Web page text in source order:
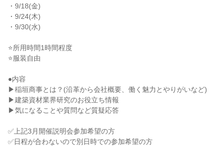
・9/18(金)
・9/24(木)
・9/30(水)
⭐所用時間1時間程度
⭐服装自由
●内容
▶稲垣商事とは？(沿革から会社概要、働く魅力とやりがいなど)
▶建築資材業界研究のお役立ち情報
▶気になることや質問など質疑応答
✅上記3月開催説明会参加希望の方
✅日程が合わないので別日時での参加希望の方